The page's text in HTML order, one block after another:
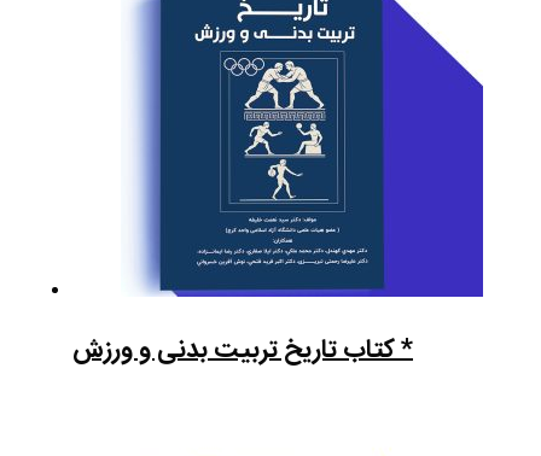
* کتاب تاریخ تربیت بدنی و ورزش